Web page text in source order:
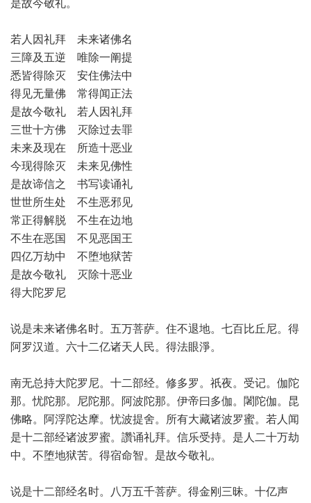
是故今敬礼。
若人因礼拜 未来诸佛名
三障及五逆 唯除一阐提
悉皆得除灭 安住佛法中
得见无量佛 常得闻正法
是故今敬礼 若人因礼拜
三世十方佛 灭除过去罪
未来及现在 所造十恶业
今现得除灭 未来见佛性
是故谛信之 书写读诵礼
世世所生处 不生恶邪见
常正得解脱 不生在边地
不生在恶国 不见恶国王
四亿万劫中 不堕地狱苦
是故今敬礼 灭除十恶业
得大陀罗尼
说是未来诸佛名时。五万菩萨。住不退地。七百比丘尼。得
阿罗汉道。六十二亿诸天人民。得法眼淨。
南无总持大陀罗尼。十二部经。修多罗。祇夜。受记。伽陀
那。忧陀那。尼陀那。阿波陀那。伊帝曰多伽。闍陀伽。昆
佛略。阿浮陀达摩。忧波提舍。所有大藏诸波罗蜜。若人闻
是十二部经诸波罗蜜。讚诵礼拜。信乐受持。是人二十万劫
中。不堕地狱苦。得宿命智。是故今敬礼。
说是十二部经名时。八万五千菩萨。得金刚三昧。十亿声